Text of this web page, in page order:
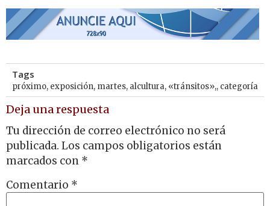
Tags
próximo, exposición, martes, alcultura, «tránsitos»,, categoría
Deja una respuesta
Tu dirección de correo electrónico no será
publicada. Los campos obligatorios están
marcados con *
Comentario *